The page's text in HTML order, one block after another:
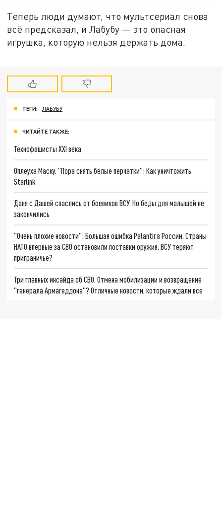
Теперь люди думают, что мультсериал снова
всё предсказал, и Лабубу — это опасная
игрушка, которую нельзя держать дома.
ТЕГИ: ЛАБУБУ
ЧИТАЙТЕ ТАКЖЕ:
Технофашисты XXI века
Оплеуха Маску. "Пора снять белые перчатки": Как уничтожить
Starlink
Даня с Дашей спаслись от боевиков ВСУ. Но беды для малышей не
закончились
"Очень плохие новости": Большая ошибка Palantir в России. Страны
НАТО впервые за СВО остановили поставки оружия. ВСУ теряют
приграничье?
Три главных инсайда об СВО. Отмена мобилизации и возвращение
"генерала Армагеддона"? Отличные новости, которые ждали все